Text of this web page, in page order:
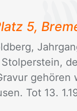
5,
Tot 13.